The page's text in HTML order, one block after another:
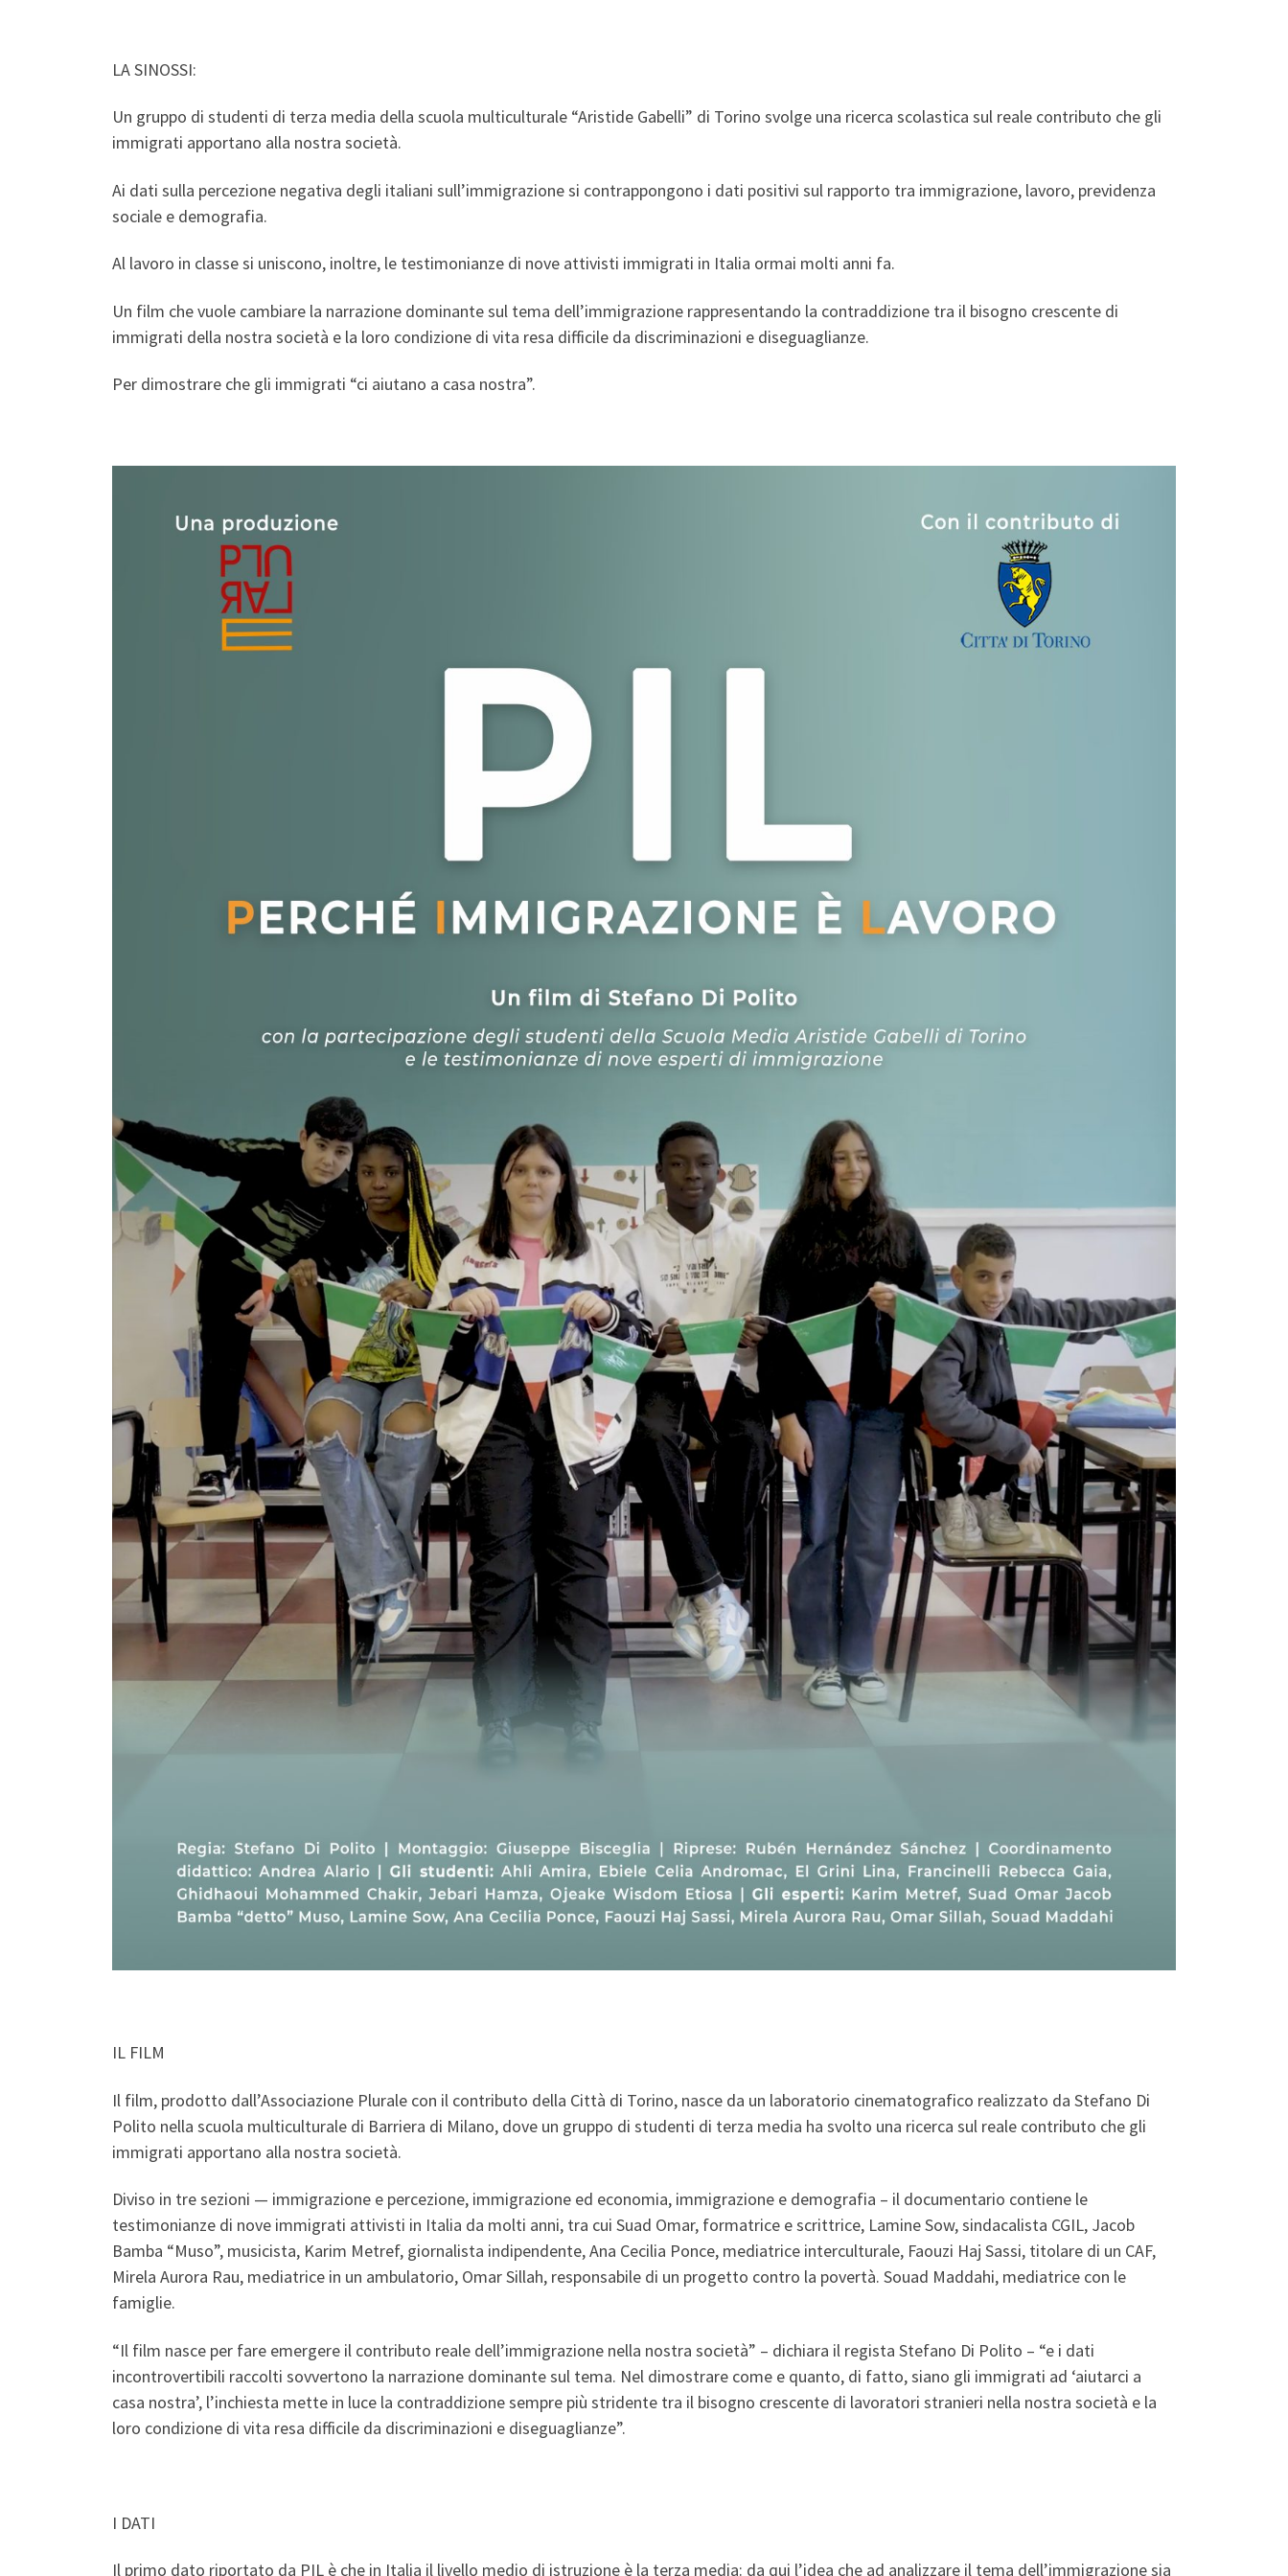
LA SINOSSI:
Un gruppo di studenti di terza media della scuola multiculturale “Aristide Gabelli” di Torino svolge una ricerca scolastica sul reale contributo che gli
immigrati apportano alla nostra società.
Ai dati sulla percezione negativa degli italiani sull’immigrazione si contrappongono i dati positivi sul rapporto tra immigrazione, lavoro, previdenza
sociale e demografia.
Al lavoro in classe si uniscono, inoltre, le testimonianze di nove attivisti immigrati in Italia ormai molti anni fa.
Un film che vuole cambiare la narrazione dominante sul tema dell’immigrazione rappresentando la contraddizione tra il bisogno crescente di
immigrati della nostra società e la loro condizione di vita resa difficile da discriminazioni e diseguaglianze.
Per dimostrare che gli immigrati “ci aiutano a casa nostra”.
IL FILM
Il film, prodotto dall’Associazione Plurale con il contributo della Città di Torino, nasce da un laboratorio cinematografico realizzato da Stefano Di
Polito nella scuola multiculturale di Barriera di Milano, dove un gruppo di studenti di terza media ha svolto una ricerca sul reale contributo che gli
immigrati apportano alla nostra società.
Diviso in tre sezioni — immigrazione e percezione, immigrazione ed economia, immigrazione e demografia – il documentario contiene le
testimonianze di nove immigrati attivisti in Italia da molti anni, tra cui Suad Omar, formatrice e scrittrice, Lamine Sow, sindacalista CGIL, Jacob
Bamba “Muso”, musicista, Karim Metref, giornalista indipendente, Ana Cecilia Ponce, mediatrice interculturale, Faouzi Haj Sassi, titolare di un CAF,
Mirela Aurora Rau, mediatrice in un ambulatorio, Omar Sillah, responsabile di un progetto contro la povertà. Souad Maddahi, mediatrice con le
famiglie.
“Il film nasce per fare emergere il contributo reale dell’immigrazione nella nostra società” – dichiara il regista Stefano Di Polito – “e i dati
incontrovertibili raccolti sovvertono la narrazione dominante sul tema. Nel dimostrare come e quanto, di fatto, siano gli immigrati ad ‘aiutarci a
casa nostra’, l’inchiesta mette in luce la contraddizione sempre più stridente tra il bisogno crescente di lavoratori stranieri nella nostra società e la
loro condizione di vita resa difficile da discriminazioni e diseguaglianze”.
I DATI
Il primo dato riportato da PIL è che in Italia il livello medio di istruzione è la terza media: da qui l’idea che ad analizzare il tema dell’immigrazione sia